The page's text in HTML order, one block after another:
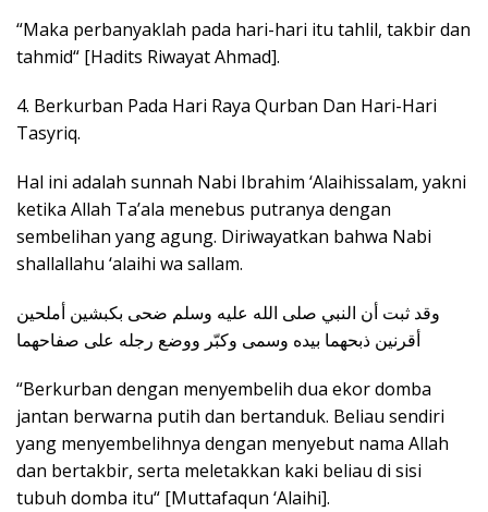
“Maka perbanyaklah pada hari-hari itu tahlil, takbir dan
tahmid“ [Hadits Riwayat Ahmad].
4. Berkurban Pada Hari Raya Qurban Dan Hari-Hari
Tasyriq.
Hal ini adalah sunnah Nabi Ibrahim ‘Alaihissalam, yakni
ketika Allah Ta’ala menebus putranya dengan
sembelihan yang agung. Diriwayatkan bahwa Nabi
shallallahu ‘alaihi wa sallam.
وقد ثبت أن النبي صلى الله عليه وسلم ضحى بكبشين أملحين
أقرنين ذبحهما بيده وسمى وكبّر ووضع رجله على صفاحهما
“Berkurban dengan menyembelih dua ekor domba
jantan berwarna putih dan bertanduk. Beliau sendiri
yang menyembelihnya dengan menyebut nama Allah
dan bertakbir, serta meletakkan kaki beliau di sisi
tubuh domba itu“ [Muttafaqun ‘Alaihi].